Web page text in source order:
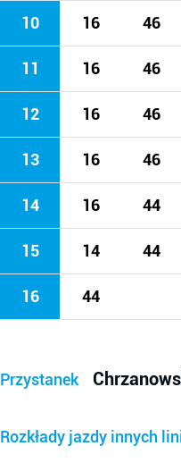
10 16 46
11 16 46
12 16 46
13 16 46
14 16 44
15 14 44
16 44
Przystanek
Rozkłady jazdy innych